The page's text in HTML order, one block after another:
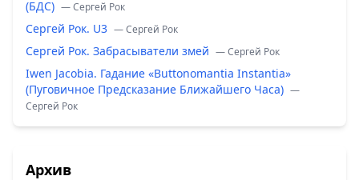
(БДС) — Сергей Рок
Сергей Рок. U3 — Сергей Рок
Сергей Рок. Забрасыватели змей — Сергей Рок
Iwen Jacobia. Гадание «Buttonomantia Instantia»
(Пуговичное Предсказание Ближайшего Часа) —
Сергей Рок
Архив